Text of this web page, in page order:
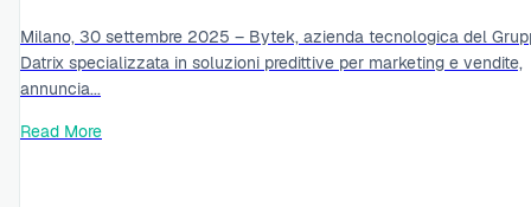
Milano, 30 settembre 2025 – Bytek, azienda tecnologica del
Datrix specializzata in soluzioni predittive per marketing e vendite,
annuncia...
Read More